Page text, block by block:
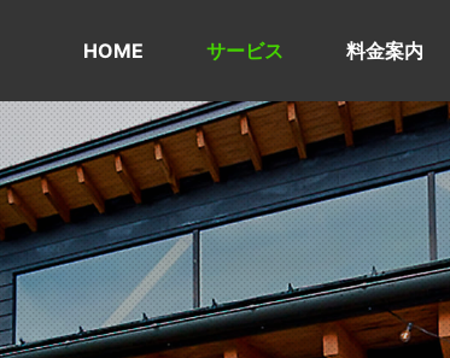
HOME サービス 料金案内